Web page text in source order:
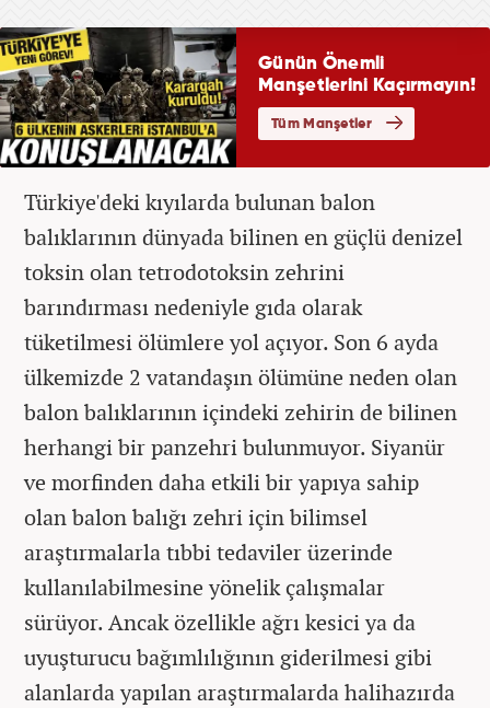
Türkiye'deki kıyılarda bulunan balon
balıklarının dünyada bilinen en güçlü denizel
toksin olan tetrodotoksin zehrini
barındırması nedeniyle gıda olarak
tüketilmesi ölümlere yol açıyor. Son 6 ayda
ülkemizde 2 vatandaşın ölümüne neden olan
balon balıklarının içindeki zehirin de bilinen
herhangi bir panzehri bulunmuyor. Siyanür
ve morfinden daha etkili bir yapıya sahip
olan balon balığı zehri için bilimsel
araştırmalarla tıbbi tedaviler üzerinde
kullanılabilmesine yönelik çalışmalar
sürüyor. Ancak özellikle ağrı kesici ya da
uyuşturucu bağımlılığının giderilmesi gibi
alanlarda yapılan araştırmalarda halihazırda